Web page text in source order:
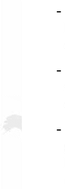
-
-
-